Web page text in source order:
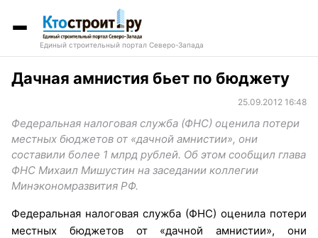
Единый строительный портал Северо-Запада
Дачная амнистия бьет по бюджету
25.09.2012 16:48
Федеральная налоговая служба (ФНС) оценила потери
местных бюджетов от «дачной амнистии», они
составили более 1 млрд рублей. Об этом сообщил глава
ФНС Михаил Мишустин на заседании коллегии
Минэкономразвития РФ.
Федеральная налоговая служба (ФНС) оценила потери
местных бюджетов от «дачной амнистии», они